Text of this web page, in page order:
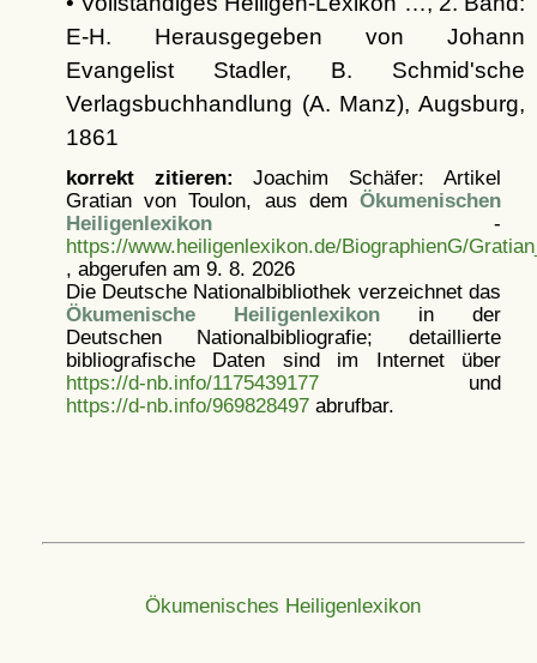
E-H. Herausgegeben von Johann
Evangelist Stadler, B. Schmid'sche
Verlagsbuchhandlung (A. Manz), Augsburg,
1861
korrekt zitieren: Joachim Schäfer: Artikel
Gratian von Toulon, aus dem Ökumenischen
Heiligenlexikon-
https://www.heiligenlexikon.de/BiographienG/
, abgerufen am 9. 8. 2026
Die Deutsche Nationalbibliothek verzeichnet das
Ökumenische Heiligenlexikonin der
Deutschen Nationalbibliografie; detaillierte
bibliografische Daten sind im Internet über
https://d-nb.info/1175439177und
https://d-nb.info/969828497abrufbar.
Ökumenisches Heiligenlexikon